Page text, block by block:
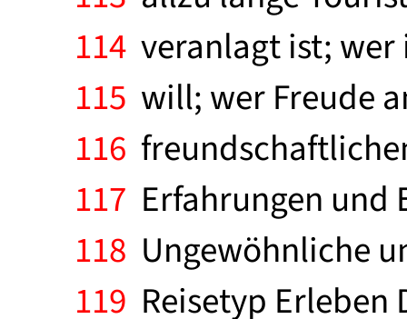
114 veranlagt ist;
115 will; wer Freude
116
117 Erfahrungen und
118 Ungewöhnliche
119 Reisetyp